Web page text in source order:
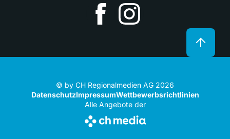
© by CH Regionalmedien AG 2026
DatenschutzImpressumWettbewerbsrichtlinien
Alle Angebote der